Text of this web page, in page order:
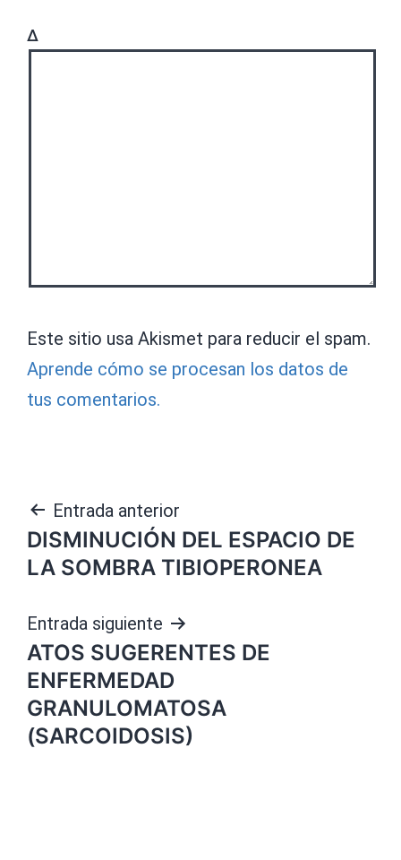
Δ
Este sitio usa Akismet para reducir el spam.
Aprende cómo se procesan los datos de
tus comentarios.
Navegación
de
Entrada anterior
DISMINUCIÓN DEL ESPACIO DE
LA SOMBRA TIBIOPERONEA
Entrada siguiente
ATOS SUGERENTES DE
ENFERMEDAD
GRANULOMATOSA
(SARCOIDOSIS)